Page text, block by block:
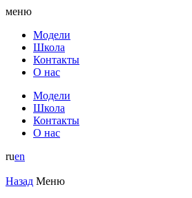
меню
Модели
Школа
Контакты
О нас
Модели
Школа
Контакты
О нас
ruen
Назад Меню